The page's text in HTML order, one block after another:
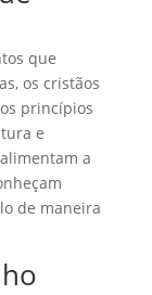
que
os cristãos
princípios
e
a
de maneira